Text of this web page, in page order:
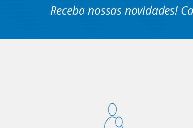
Receba nossas novidades!